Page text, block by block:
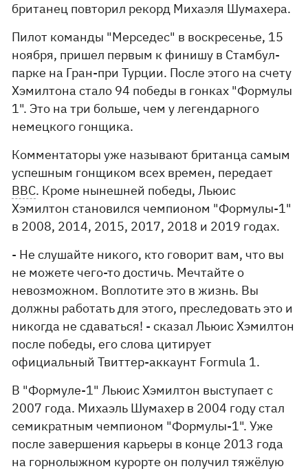
британец повторил рекорд Михаэля Шумахера.
Пилот команды "Мерседес" в воскресенье, 15
ноября, пришел первым к финишу в Стамбул-
парке на Гран-при Турции. После этого на счету
Хэмилтона стало 94 победы в гонках "Формулы
1". Это на три больше, чем у легендарного
немецкого гонщика.
Комментаторы уже называют британца самым
успешным гонщиком всех времен, передает
ВВС. Кроме нынешней победы, Льюис
Хэмилтон становился чемпионом "Формулы-1"
в 2008, 2014, 2015, 2017, 2018 и 2019 годах.
- Не слушайте никого, кто говорит вам, что вы
не можете чего-то достичь. Мечтайте о
невозможном. Воплотите это в жизнь. Вы
должны работать для этого, преследовать это и
никогда не сдаваться! - сказал Льюис Хэмилтон
после победы, его слова цитирует
официальный Твиттер-аккаунт Formula 1.
В "Формуле-1" Льюис Хэмилтон выступает с
2007 года. Михаэль Шумахер в 2004 году стал
семикратным чемпионом "Формулы-1". Уже
после завершения карьеры в конце 2013 года
на горнолыжном курорте он получил тяжёлую